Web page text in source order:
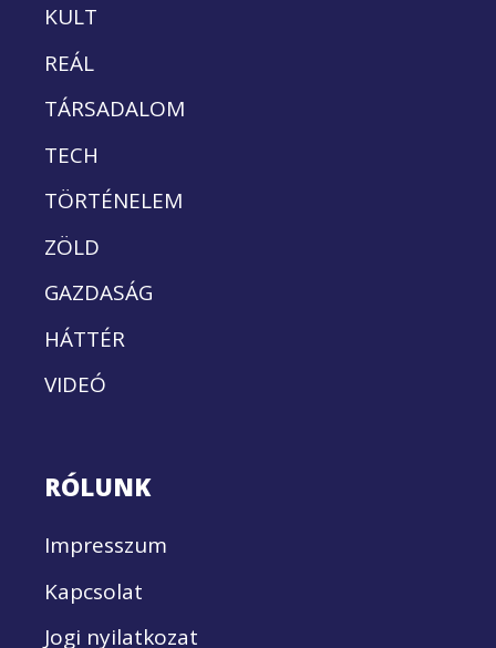
KULT
REÁL
TÁRSADALOM
TECH
TÖRTÉNELEM
ZÖLD
GAZDASÁG
HÁTTÉR
VIDEÓ
RÓLUNK
Impresszum
Kapcsolat
Jogi nyilatkozat